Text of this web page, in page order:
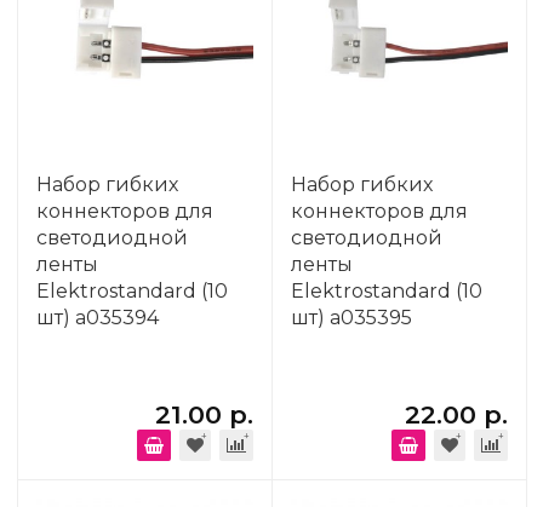
Набор гибких
коннекторов для
светодиодной
ленты
Elektrostandard (10
шт) a035394
21.00 р.
Набор гибких
коннекторов для
светодиодной
ленты
Elektrostandard (10
шт) a035395
22.00 р.